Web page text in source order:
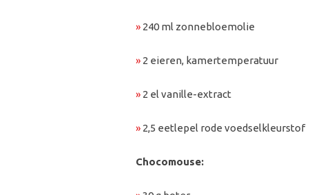
» 240 ml zonnebloemolie
» 2 eieren, kamertemperatuur
» 2 el vanille-extract
» 2,5 eetlepel rode voedselkleurstof
Chocomouse: